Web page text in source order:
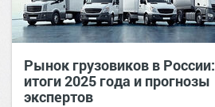
Рынок грузовиков в России:
итоги 2025 года и прогнозы
экспертов